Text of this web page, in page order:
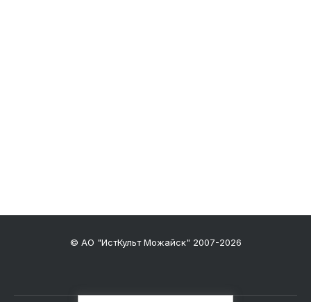
© АО "ИстКульт Можайск" 2007-2026